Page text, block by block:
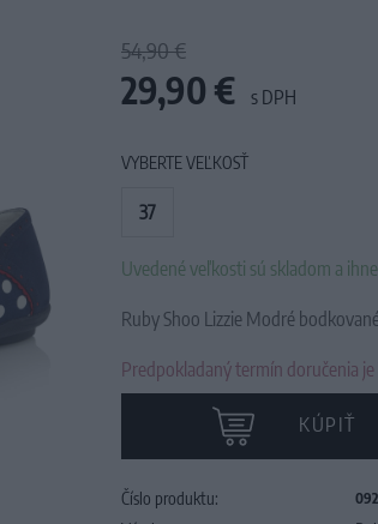
54,90 €
29,90 € s DPH
VYBERTE VEĽKOSŤ
37
Uvedené veľkosti sú skladom a
Ruby Shoo Lizzie Modré
Predpokladaný termín doručenia je
KÚPIŤ
Číslo produktu: